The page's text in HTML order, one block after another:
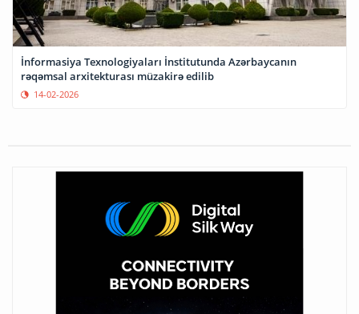
İnformasiya Texnologiyaları İnstitutunda Azərbaycanın
rəqəmsal arxitekturası müzakirə edilib
14-02-2026